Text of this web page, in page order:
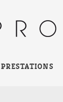
PRESTATIONS